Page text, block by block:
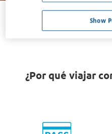
VER TODOS LOS
¿Por qué viajar
Show